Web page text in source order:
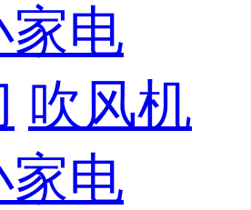
家电
吹风机
家电